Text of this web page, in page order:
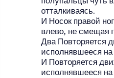
отталкиваясь.
И Носок правой
влево, не смещая
Два Повторяется
исполнявшееся на
И Повторяется
исполнявшееся на